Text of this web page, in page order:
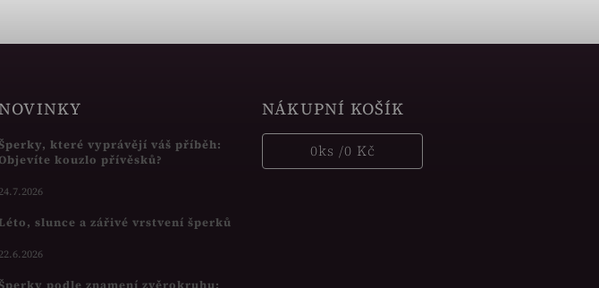
které vyprávějí váš příběh:
kouzlo přívěsků?
24.7.2026
slunce a zářivé vrstvení šperků
22.6.2026
NÁKUPNÍ KOŠÍK
0ks /0 Kč